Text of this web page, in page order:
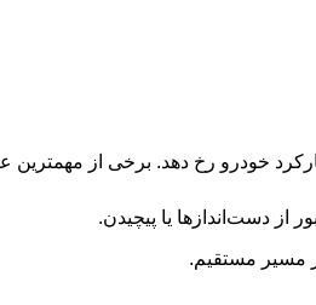
خودرو رخ دهد. برخی از مهمترین
دست‌اندازها یا پیچیدن.
مسیر مستقیم.